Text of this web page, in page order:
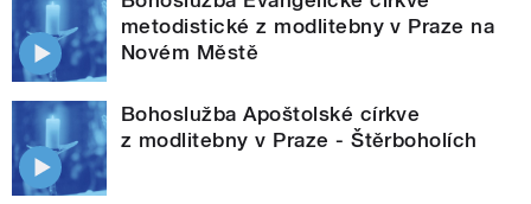
metodistické z modlitebny v Praze na
Novém Městě
Bohoslužba Apoštolské církve
z modlitebny v Praze - Štěrboholích